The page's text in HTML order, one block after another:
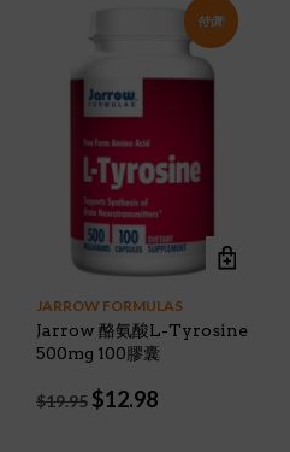
特價!
JARROW FORMULAS
Jarrow 酪氨酸L-Tyrosine
500mg 100膠囊
$19.95 Original
$12.98Current